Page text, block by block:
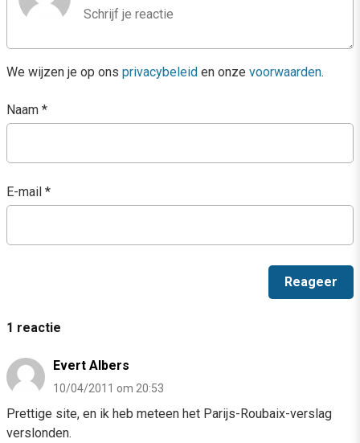
We wijzen je op ons privacybeleid en onze voorwaarden.
Naam *
E-mail *
1 reactie
Evert Albers
10/04/2011 om 20:53
Prettige site, en ik heb meteen het Parijs-Roubaix-verslag
verslonden.